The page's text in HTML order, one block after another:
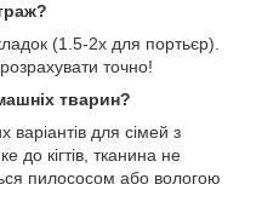
(1.5-2x для портьєр).
точно!
тварин?
для сімей з
до кігтів, тканина не
пилососом або вологою